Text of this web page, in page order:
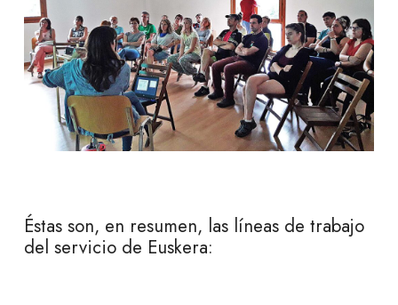
Éstas son, en resumen, las líneas de trabajo
del servicio de Euskera: